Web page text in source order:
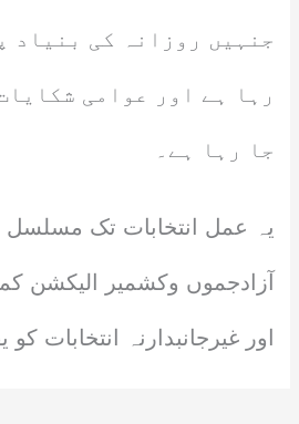
جنہیں روزانہ کی بنیاد
رہا ہے اور عوامی
جا رہا ہے۔
یہ عمل انتخابات تک مسلسل
آزادجموں وکشمیر الیکشن
اور غیرجانبدارنہ انتخابات کو